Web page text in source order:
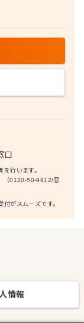
口
行います。
（0120-50-9912/窓
がスムーズです。
情報